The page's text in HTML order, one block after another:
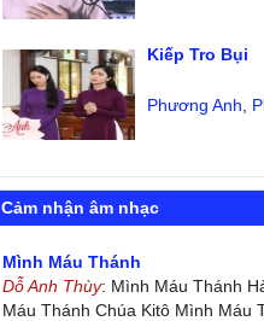
Kiếp Tro Bụi
Phương Anh
Cảm nhận âm nhạc
Mình Máu Thánh
Dỗ Anh Thùy: Mình Máu Thánh
Máu Thánh Chúa Kitô Mình Máu